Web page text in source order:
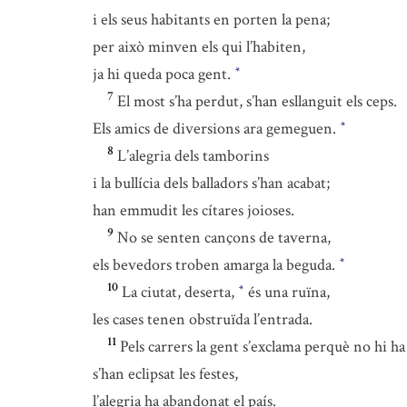
i els seus habitants en porten la pena;
per això minven els qui l’habiten,
ja hi queda poca gent. *
7 El most s’ha perdut, s’han esllanguit els ceps.
Els amics de diversions ara gemeguen. *
8 L’alegria dels tamborins
i la bullícia dels balladors s’han acabat;
han emmudit les cítares joioses.
9 No se senten cançons de taverna,
els bevedors troben amarga la beguda. *
10 La ciutat, deserta, * és una ruïna,
les cases tenen obstruïda l’entrada.
11 Pels carrers la gent s’exclama perquè no hi
s’han eclipsat les festes,
l’alegria ha abandonat el país.